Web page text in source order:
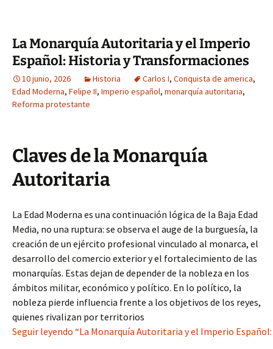
La Monarquía Autoritaria y el Imperio
Español: Historia y Transformaciones
10 junio, 2026 Historia Carlos I, Conquista de america,
Edad Moderna, Felipe II, Imperio español, monarquía autoritaria,
Reforma protestante
Claves de la Monarquía
Autoritaria
La Edad Moderna es una continuación lógica de la Baja Edad
Media, no una ruptura: se observa el auge de la burguesía, la
creación de un ejército profesional vinculado al monarca, el
desarrollo del comercio exterior y el fortalecimiento de las
monarquías. Estas dejan de depender de la nobleza en los
ámbitos militar, económico y político. En lo político, la
nobleza pierde influencia frente a los objetivos de los reyes,
quienes rivalizan por territorios
Seguir leyendo “La Monarquía Autoritaria y el Imperio